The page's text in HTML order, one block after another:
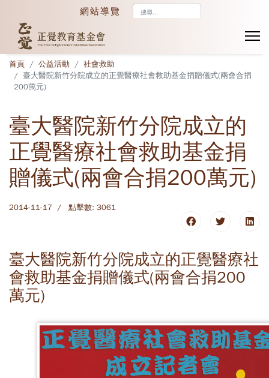
網站導覽
首頁 公益活動
社會救助
臺大醫院新竹分院成立的正覺醫療社會救助基金捐贈儀式(兩會合捐
200萬元)
臺大醫院新竹分院成立的
正覺醫療社會救助基金捐
贈儀式(兩會合捐200萬元)
2014-11-17 點擊數: 3061
臺大醫院新竹分院成立的正覺醫療社
會救助基金捐贈儀式(兩會合捐200
萬元)